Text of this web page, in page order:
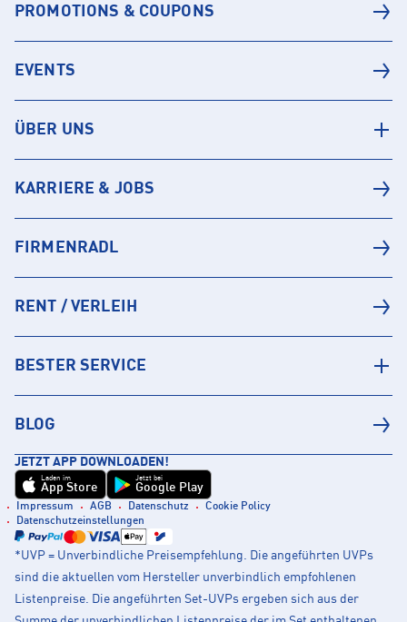
PROMOTIONS & COUPONS
EVENTS
ÜBER UNS
KARRIERE & JOBS
FIRMENRADL
RENT / VERLEIH
BESTER SERVICE
BLOG
JETZT APP DOWNLOADEN!
Laden im
App Store
Jetzt bei
Google Play
Impressum AGB Datenschutz
Cookie Policy
Datenschutzeinstellungen
*UVP = Unverbindliche Preisempfehlung. Die angeführten UVPs
sind die aktuellen vom Hersteller unverbindlich empfohlenen
Listenpreise. Die angeführten Set-UVPs ergeben sich aus der